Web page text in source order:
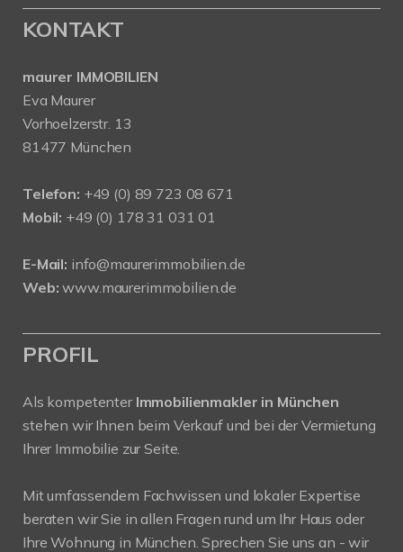
KONTAKT
maurer IMMOBILIEN
Eva Maurer
Vorhoelzerstr. 13
81477 München
Telefon: +49 (0) 89 723 08 671
Mobil: +49 (0) 178 31 031 01
E-Mail: info@maurerimmobilien.de
Web: www.maurerimmobilien.de
PROFIL
Als kompetenter Immobilienmakler in München
stehen wir Ihnen beim Verkauf und bei der Vermietung
Ihrer Immobilie zur Seite.
Mit umfassendem Fachwissen und lokaler Expertise
beraten wir Sie in allen Fragen rund um Ihr Haus oder
Ihre Wohnung in München. Sprechen Sie uns an - wir